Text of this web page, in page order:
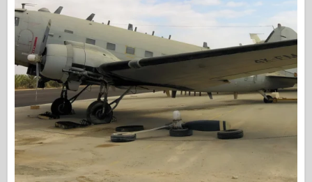
Osprey Publisering
Skvadron Signal
TankPower
Lastebiler og tanker
Waffen-Arsenal
Wydawnictwo Militaria
Maquettes
Academy